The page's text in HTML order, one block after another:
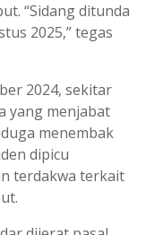
“Sidang ditunda
2025,” tegas
2024, sekitar
yang menjabat
menembak
dipicu
terdakwa terkait